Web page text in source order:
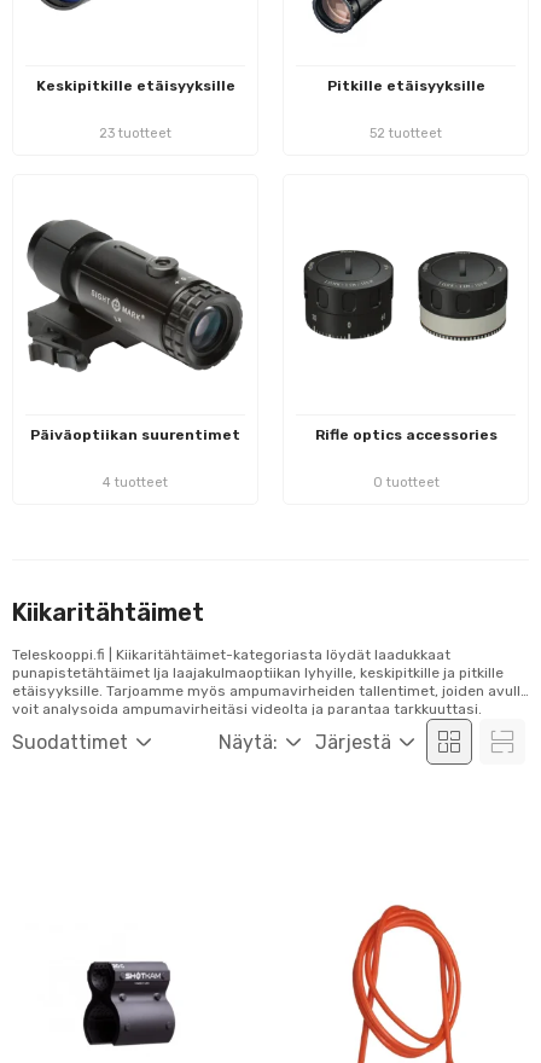
Keskipitkille etäisyyksille
23 tuotteet
Pitkille etäisyyksille
52 tuotteet
Päiväoptiikan suurentimet
4 tuotteet
Rifle optics accessories
0 tuotteet
Kiikaritähtäimet
Suodattimet Näytä: Järjestä
Teleskooppi.fi | Kiikaritähtäimet-kategoriasta löydät laadukkaat
punapistetähtäimet lja laajakulmaoptiikan lyhyille, keskipitkille ja pitkille
etäisyyksille. Tarjoamme myös ampumavirheiden tallentimet, joiden avulla
voit analysoida ampumavirheitäsi videolta ja parantaa tarkkuuttasi.